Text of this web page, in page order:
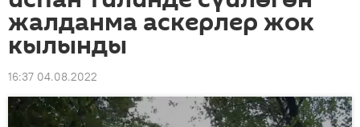
жалданма аскерлер жок
кылынды
16:37 04.08.2022